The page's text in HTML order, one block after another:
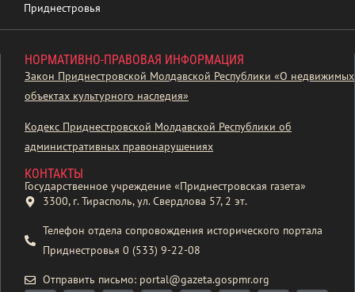
Приднестровья
НОРМАТИВНО-ПРАВОВАЯ ИНФОРМАЦИЯ
Закон Приднестровской Молдавской Республики «О недвижимых
объектах культурного наследия»
Кодекс Приднестровской Молдавской Республики об
административных правонарушениях
КОНТАКТЫ
Государственное учреждение «Приднестровская газета»
3300, г. Тирасполь, ул. Свердлова 57, 2 эт.
Телефон отдела сопровождения исторического портала
Приднестровья 0 (533) 9-22-08
Отправить письмо: portal@gazeta.gospmr.org